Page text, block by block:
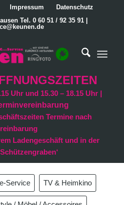
Impressum
Datenschutz
Tel. 0 60 51 / 92 35 91 |
Uhr und 15.30 – 18.15 Uhr |
Termine nach
Ladengeschäft und in der
Service TV & Heimkino